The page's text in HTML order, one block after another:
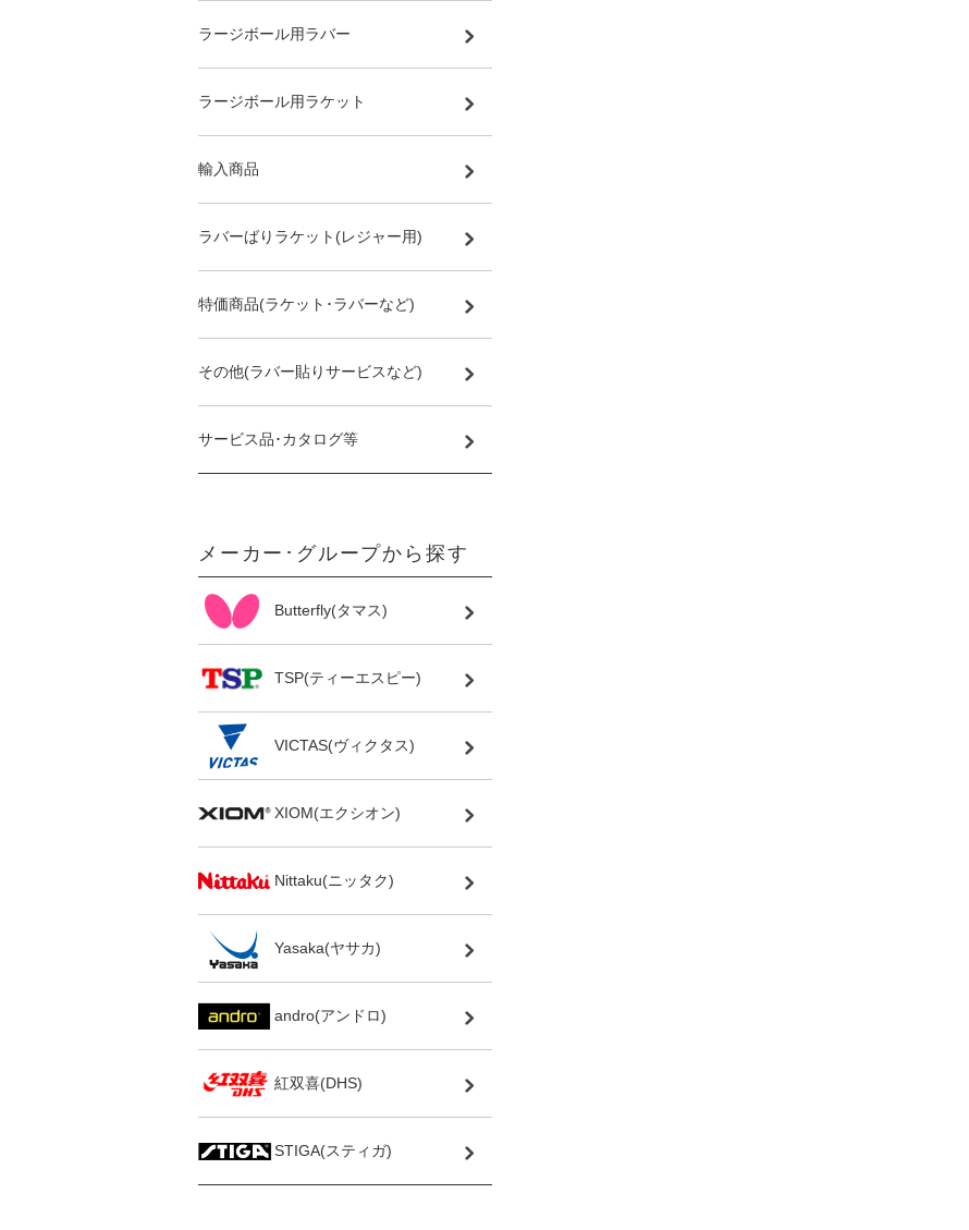
ラージボール用ラバー
ラージボール用ラケット
輸入商品
ラバーばりラケット(レジャー用)
特価商品(ラケット･ラバーなど)
その他(ラバー貼りサービスなど)
サービス品･カタログ等
メーカー･グループから探す
Butterfly(タマス)
TSP(ティーエスピー)
VICTAS(ヴィクタス)
XIOM(エクシオン)
Nittaku(ニッタク)
Yasaka(ヤサカ)
andro(アンドロ)
紅双喜(DHS)
STIGA(スティガ)